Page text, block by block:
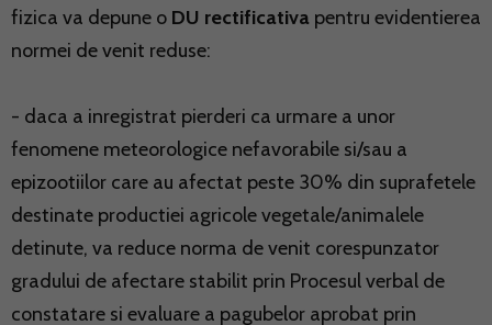
fizica va depune o DU rectificativa pentru evidentierea
normei de venit reduse:
- daca a inregistrat pierderi ca urmare a unor
fenomene meteorologice nefavorabile si/sau a
epizootiilor care au afectat peste 30% din suprafetele
destinate productiei agricole vegetale/animalele
detinute, va reduce norma de venit corespunzator
gradului de afectare stabilit prin Procesul verbal de
constatare si evaluare a pagubelor aprobat prin